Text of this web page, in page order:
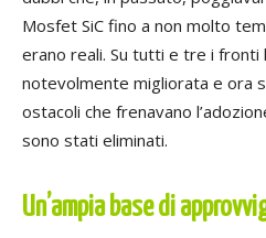
Mosfet SiC fino a non molto
erano reali. Su tutti e tre i fronti
notevolmente migliorata e ora
ostacoli che frenavano
sono stati eliminati.
Un’ampia base di